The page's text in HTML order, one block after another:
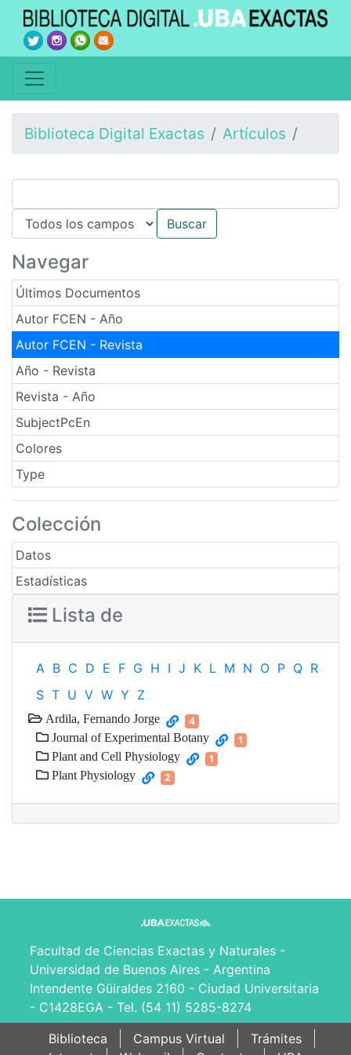
Biblioteca Digital Exactas Artículos
Navegar
Últimos Documentos
Autor FCEN - Año
Autor FCEN - Revista
Año - Revista
Revista - Año
SubjectPcEn
Colores
Type
Colección
Datos
Estadísticas
Lista de
A B C D E F G H I J K L M N O P Q R
S T U V W Y Z
Ardila, Fernando Jorge 4
Journal of Experimental Botany 1
Plant and Cell Physiology 1
Plant Physiology 2
Facultad de Ciencias Exactas y Naturales -
Universidad de Buenos Aires - Argentina
Intendente Güiraldes 2160 - Ciudad Universitaria
- C1428EGA - Tel. (54 11) 5285-8274
Biblioteca
Campus Virtual
Trámites